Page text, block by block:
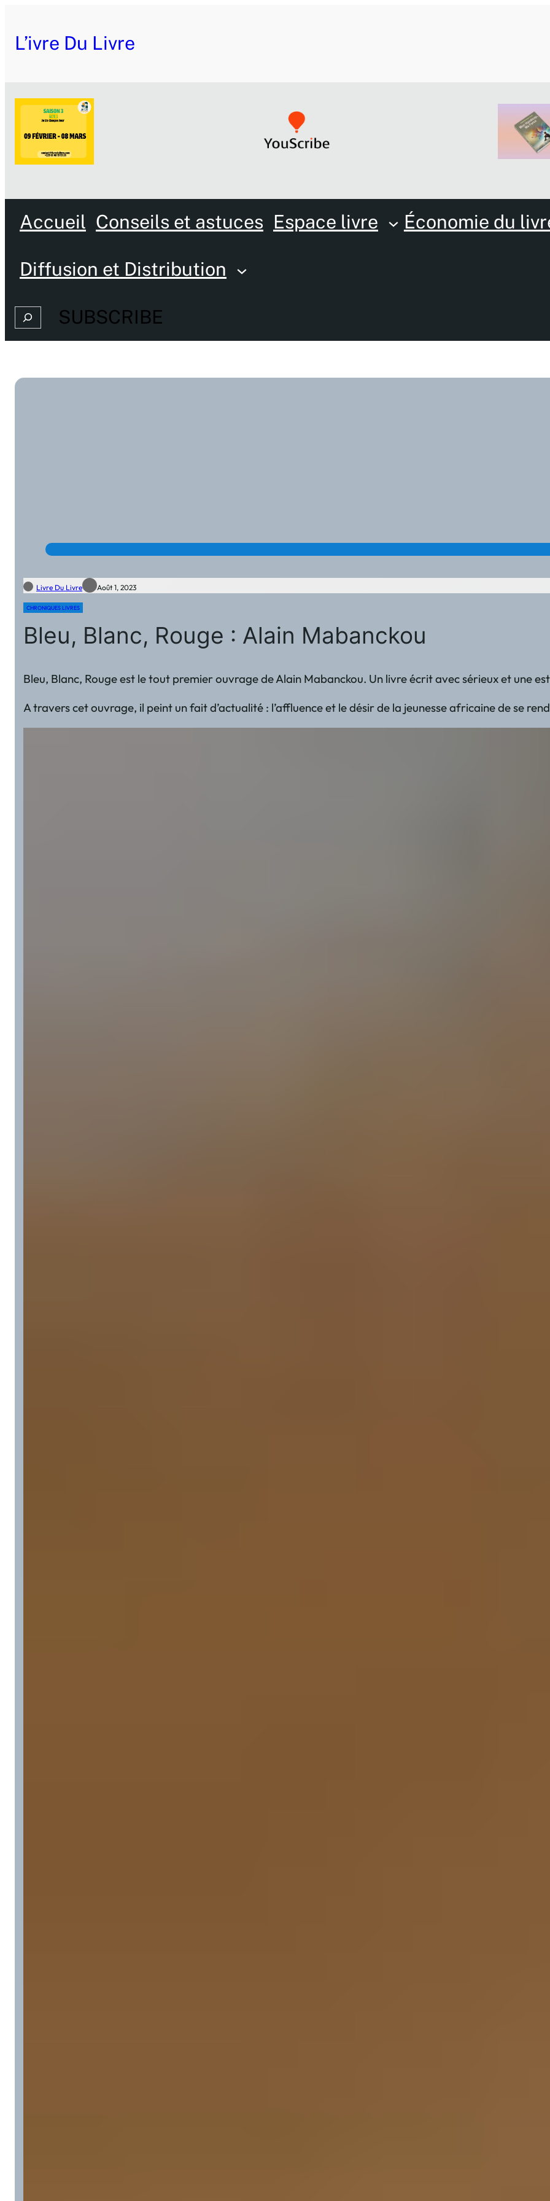
L’ivre Du Livre
Accueil Conseils et astuces Espace livre Économie du
Diffusion et Distribution
SearchSUBSCRIBE
Livre Du Livre Août 1, 2023
CHRONIQUES LIVRES
Bleu, Blanc, Rouge : Alain Mabanckou
Bleu, Blanc, Rouge est le tout premier ouvrage de Alain Mabanckou. Un livre écrit avec sérieux et une
A travers cet ouvrage, il peint un fait d’actualité : l’affluence et le désir de la jeunesse africaine de se